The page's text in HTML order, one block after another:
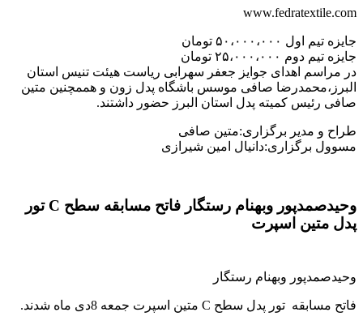
www.fedratextile.com
جایزه تیم اول ۵۰،۰۰۰،۰۰۰ تومان
جایزه تیم دوم ۲۵،۰۰۰،۰۰۰ تومان
در مراسم اهدای جوایز جعفر سهرابی ریاست هیئت تنیس استان
البرز،محمدرضا صافی موسس باشگاه پدل زون و هممچنین متین
صافی رئیس کمیته پدل استان البرز حضور داشتند.
طراح و مدیر برگزاری:متین صافی
مسوول برگزاری:دانیال امین شیرازی
وحیدصمدپور وبهنام رستگار فاتح مسابقه سطح C تور
پدل متین اسپرت
وحیدصمدپور وبهنام رستگار
فاتح مسابقه تور پدل سطح C متین اسپرت جمعه 8دی ماه شدند .